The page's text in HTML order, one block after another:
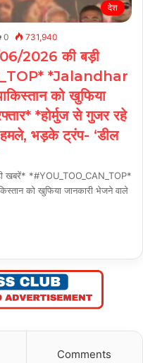
देश
0 731,940
2026 की बड़ी
*Jalandhar
को खुफिया
*होर्मुज से गुजर रहे
भड़के ट्रंप- ‘डील
*#YOU_TOO_CAN_TOP*
को खुफिया जानकारी भेजने वाले
Comments